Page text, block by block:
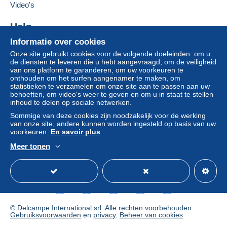
moeten deze als nietig worden beschouwd. De
Delcampe, zoals gedefinieerd in de
toepassing zijn.
Aankopen moeten worden betaald binnen14
dagenna ontvangst van de eindafrekening van de
verkoper.
Garantie:
koper.
Om de termijnen voor terugzending en
het Delcampe-charter
Geachte Klant/Dear Customer
PAYPAL!!!!!!
Informatie over cookies
Onze site gebruikt cookies voor de volgende doeleinden: om u
de diensten te leveren die u hebt aangevraagd, om de veiligheid
van ons platform te garanderen, om uw voorkeuren te
onthouden om het surfen aangenamer te maken, om
statistieken te verzamelen om onze site aan te passen aan uw
behoeften, om video's weer te geven en om u in staat te stellen
inhoud te delen op sociale netwerken.
Sommige van deze cookies zijn noodzakelijk voor de werking
van onze site, andere kunnen worden ingesteld op basis van uw
voorkeuren. En savoir plus
Meer tonen
Video's
Help
Hulpcentrum
Kopen op Delcampe
Verkopen op Delcampe
Een beveiligde website
© Delcampe International srl. Alle rechten voorbehouden.
Gebruiksvoorwaarden en privacy. Beheer van cookies